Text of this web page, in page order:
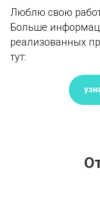
Люблю свою
Больше
реализованных
тут: